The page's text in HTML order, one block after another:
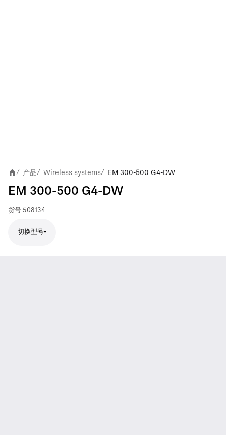
/ 产品/ Wireless systems/ EM 300-500 G4-DW
EM 300-500 G4-DW
货号 508134
切换型号